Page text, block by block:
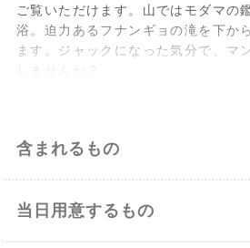
ご覧いただけます。山ではモダマの
浴。迫力あるフナンギョの滝を下か
ます。ジャックになった気分で、マ
含まれるもの
当日用意するもの